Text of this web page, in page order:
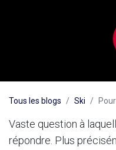
Tous les blogs Ski
Vaste question à
répondre. Plus